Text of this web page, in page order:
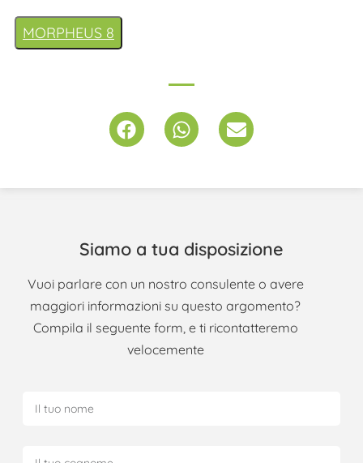
MORPHEUS 8
Siamo a tua disposizione
Vuoi parlare con un nostro consulente o avere
maggiori informazioni su questo argomento?
Compila il seguente form, e ti ricontatteremo
velocemente